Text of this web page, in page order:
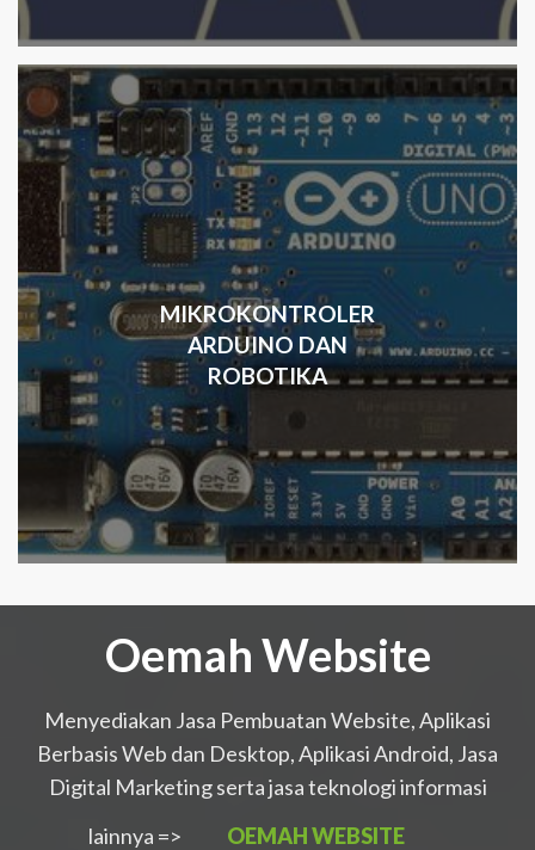
MIKROKONTROLER
ARDUINO DAN
ROBOTIKA
Oemah Website
Menyediakan Jasa Pembuatan Website, Aplikasi
Berbasis Web dan Desktop, Aplikasi Android, Jasa
Digital Marketing serta jasa teknologi informasi
lainnya =>
OEMAH WEBSITE